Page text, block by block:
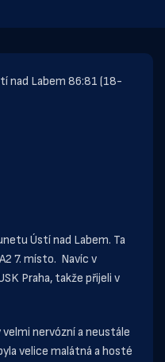
nad Labem 86:81 (18-
Ústí nad Labem. Ta
7. místo. Navíc v
Praha, takže přijeli v
nervózní a neustále
velice malátná a hosté